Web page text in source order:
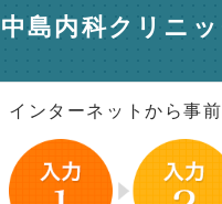
中島内科クリニ
インターネットから事